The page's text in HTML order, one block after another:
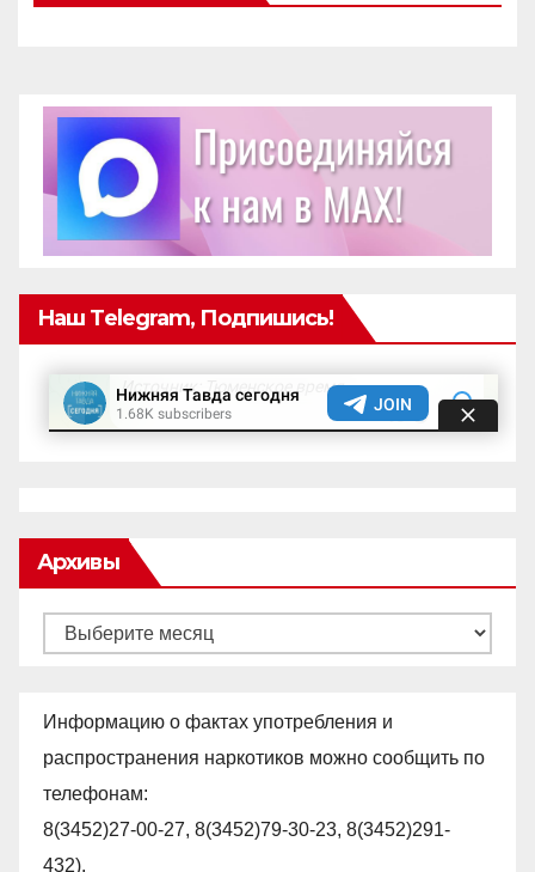
Наш Telegram, Подпишись!
Архивы
Архивы
Информацию о фактах употребления и
распространения наркотиков можно сообщить по
телефонам:
8(3452)27-00-27, 8(3452)79-30-23, 8(3452)291-
432).